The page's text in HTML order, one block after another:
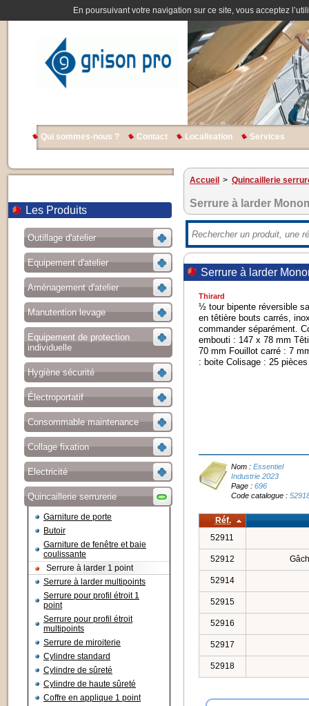
En poursuivant votre navigation sur ce site, vous acceptez
Qui sommes-nous ? Contact Localisation Services
Les Produits
Outillage d'atelier
Equipement d'atelier
Aménagement d'atelier
Manutention levage
Equipement de protection
individuelle
Hygiène sécurité
Électroportatif
Consommable maintenance
Collage fixation
Electricité
Quincaillerie serrurerie
Garniture de porte
Butoir
Garniture de fenêtre et baie
coulissante
Serrure à larder 1 point
Serrure à larder multipoints
Serrure pour profil étroit 1
point
Serrure pour profil étroit
multipoints
Serrure de miroiterie
Cylindre standard
Cylindre de sûreté
Cylindre de haute sûreté
Coffre en applique 1 point
Accueil > Quincaillerie
Serrure à larder
Serrure à larder
Thirard
½ tour bipente réversible
en têtière bouts carrés,
commander séparément.
embouti : 147 x 78 mm
70 mm Fouillot carré : 7
: boite Colisage : 25 pièces
Nom :Essentiel
Industrie 2023
Page :696
Code catalogue :
Réf.
52911
52912
52914
52915
52916
52917
52918